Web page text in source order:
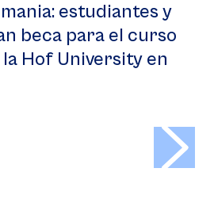
estudiantes y
beca para el curso
Hof University en